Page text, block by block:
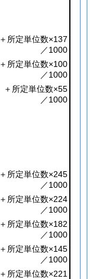
＋所定単位数×137
／1000
＋所定単位数×100
／1000
＋所定単位数×55
／1000
＋所定単位数×245
／1000
＋所定単位数×224
／1000
＋所定単位数×182
／1000
＋所定単位数×145
／1000
＋所定単位数×221